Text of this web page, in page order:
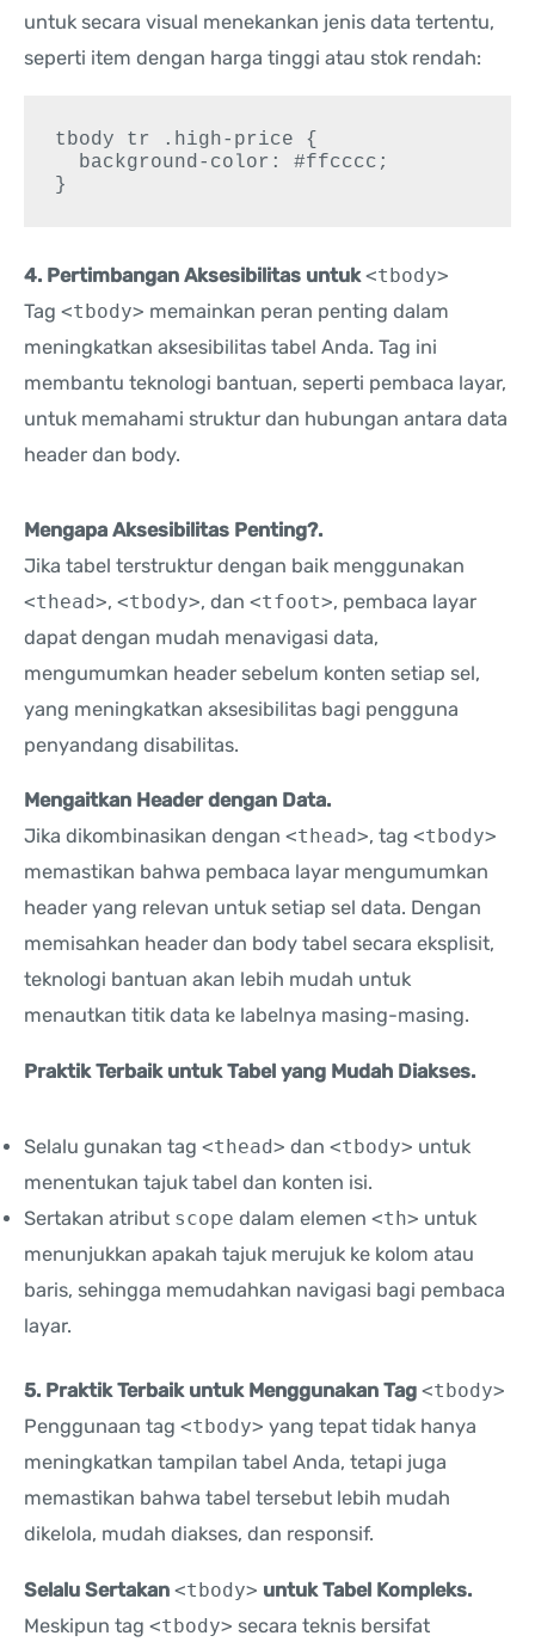
untuk secara visual menekankan jenis data tertentu,
seperti item dengan harga tinggi atau stok rendah:
tbody tr .high-price {
}
4. Pertimbangan Aksesibilitas untuk<tbody>
Tag <tbody> memainkan peran penting dalam
meningkatkan aksesibilitas tabel Anda. Tag ini
membantu teknologi bantuan, seperti pembaca layar,
untuk memahami struktur dan hubungan antara data
header dan body.
Mengapa Aksesibilitas Penting?.
Jika tabel terstruktur dengan baik menggunakan
<thead>, <tbody>, dan <tfoot>, pembaca layar
dapat dengan mudah menavigasi data,
mengumumkan header sebelum konten setiap sel,
yang meningkatkan aksesibilitas bagi pengguna
penyandang disabilitas.
Mengaitkan Header dengan Data.
Jika dikombinasikan dengan <thead>, tag <tbody>
memastikan bahwa pembaca layar mengumumkan
header yang relevan untuk setiap sel data. Dengan
memisahkan header dan body tabel secara eksplisit,
teknologi bantuan akan lebih mudah untuk
menautkan titik data ke labelnya masing-masing.
Praktik Terbaik untuk Tabel yang Mudah Diakses.
Selalu gunakan tag <thead> dan <tbody> untuk
menentukan tajuk tabel dan konten isi.
Sertakan atribut scope dalam elemen <th> untuk
menunjukkan apakah tajuk merujuk ke kolom atau
baris, sehingga memudahkan navigasi bagi pembaca
layar.
5. Praktik Terbaik untuk Menggunakan Tag <tbody>
Penggunaan tag <tbody> yang tepat tidak hanya
meningkatkan tampilan tabel Anda, tetapi juga
memastikan bahwa tabel tersebut lebih mudah
dikelola, mudah diakses, dan responsif.
Selalu Sertakan <tbody> untuk Tabel Kompleks.
Meskipun tag <tbody> secara teknis bersifat